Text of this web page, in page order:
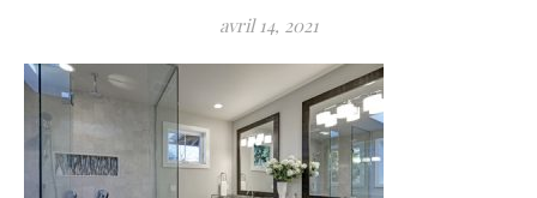
avril 14, 2021